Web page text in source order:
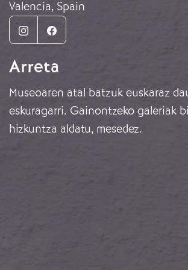
Valencia, Spain
InstagramFacebook
Arreta
Museoaren atal batzuk euskaraz
eskuragarri. Gainontzeko galeriak
hizkuntza aldatu, mesedez.